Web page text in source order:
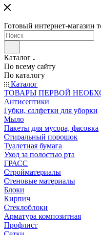
Готовый интернет-магазин
Каталог
По всему сайту
По каталогу
Каталог
ТОВАРЫ ПЕРВОЙ
Антисептики
Губки, салфетки для уборки
Мыло
Пакеты для мусора, фасовка
Стиральный порошок
Туалетная бумага
Уход за полостью рта
ГРАСС
Стройматериалы
Стеновые материалы
Блоки
Кирпич
Стеклоблоки
Арматура композитная
Профлист